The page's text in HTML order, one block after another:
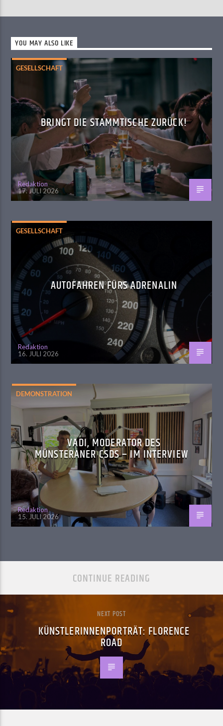
YOU MAY ALSO LIKE
GESELLSCHAFT
BRINGT DIE STAMMTISCHE ZURÜCK!
Redaktion
17. JULI 2026
GESELLSCHAFT
AUTOFAHREN FÜRS ADRENALIN
Redaktion
16. JULI 2026
DEMONSTRATION
VADI, MODERATOR DES
MÜNSTERANER CSDS – IM INTERVIEW
Redaktion
15. JULI 2026
CONTINUE READING
NEXT POST
KÜNSTLERINNENPORTRÄT: FLORENCE
ROAD